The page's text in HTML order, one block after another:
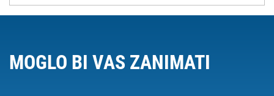
MOGLO BI VAS ZANIMATI